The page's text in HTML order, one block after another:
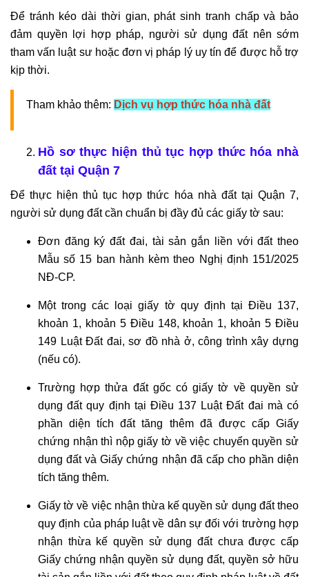
Để tránh kéo dài thời gian, phát sinh tranh chấp và bảo
đảm quyền lợi hợp pháp, người sử dụng đất nên sớm
tham vấn luật sư hoặc đơn vị pháp lý uy tín để được hỗ trợ
kịp thời.
Tham khảo thêm: Dịch vụ hợp thức hóa nhà đất
Hồ sơ thực hiện thủ tục hợp thức hóa nhà
đất tại Quận 7
Để thực hiện thủ tục hợp thức hóa nhà đất tại Quận 7,
người sử dụng đất cần chuẩn bị đầy đủ các giấy tờ sau:
Đơn đăng ký đất đai, tài sản gắn liền với đất theo
Mẫu số 15 ban hành kèm theo Nghị định 151/2025
NĐ-CP.
Một trong các loại giấy tờ quy định tại Điều 137,
khoản 1, khoản 5 Điều 148, khoản 1, khoản 5 Điều
149 Luật Đất đai, sơ đồ nhà ở, công trình xây dựng
(nếu có).
Trường hợp thửa đất gốc có giấy tờ về quyền sử
dụng đất quy định tại Điều 137 Luật Đất đai mà có
phần diện tích đất tăng thêm đã được cấp Giấy
chứng nhận thì nộp giấy tờ về việc chuyển quyền sử
dụng đất và Giấy chứng nhận đã cấp cho phần diện
tích tăng thêm.
Giấy tờ về việc nhận thừa kế quyền sử dụng đất theo
quy định của pháp luật về dân sự đối với trường hợp
nhận thừa kế quyền sử dụng đất chưa được cấp
Giấy chứng nhận quyền sử dụng đất, quyền sở hữu